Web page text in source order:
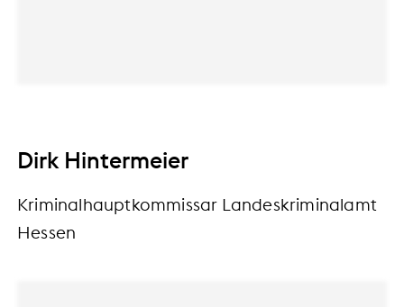
Dirk Hintermeier
Kriminalhauptkommissar Landeskriminalamt
Hessen